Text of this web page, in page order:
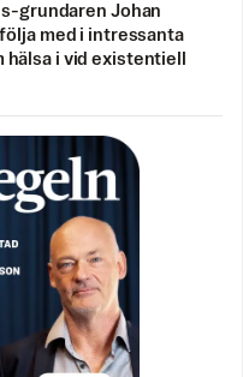
grundaren Johan
med i intressanta
i vid existentiell